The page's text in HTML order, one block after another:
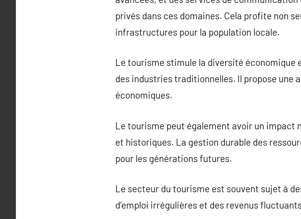
privés dans ces domaines. Cela profite non
infrastructures pour la population locale.
Le tourisme stimule la diversité économique
des industries traditionnelles. Il propose une
économiques.
Le tourisme peut également avoir un impact
et historiques. La gestion durable des
pour les générations futures.
Le secteur du tourisme est souvent sujet à
d’emploi irrégulières et des revenus